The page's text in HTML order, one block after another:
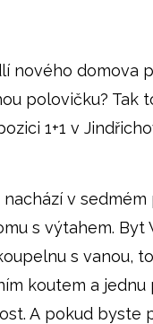
nového domova
polovičku? Tak
1+1 v
v sedmém
s výtahem. Byt
s vanou,
koutem a
A pokud byste